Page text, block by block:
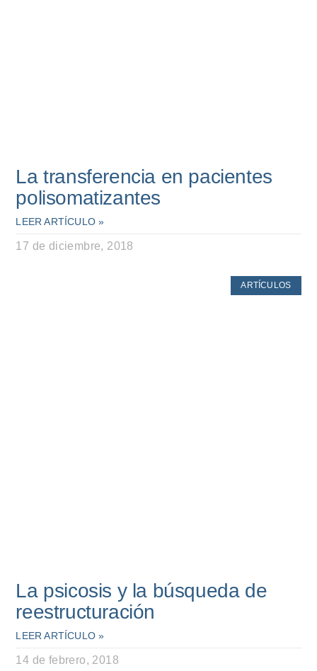
La transferencia en pacientes
polisomatizantes
LEER ARTÍCULO »
17 de diciembre, 2018
ARTÍCULOS
La psicosis y la búsqueda de
reestructuración
LEER ARTÍCULO »
14 de febrero, 2018